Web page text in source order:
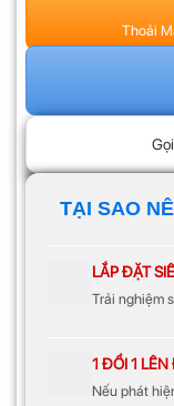
Thoải
TẠI SAO
LẮP ĐẶT
Trải nghiệm
1 ĐỔI 1
Nếu phát